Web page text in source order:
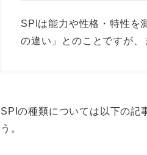
SPIは能力や性格・特性
の違い」とのことですが
SPIの種類については以下の記
う。